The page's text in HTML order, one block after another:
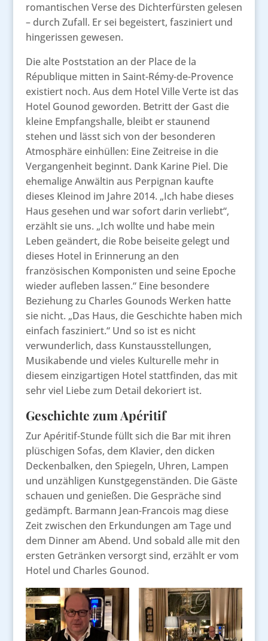
romantischen Verse des Dichterfürsten gelesen
– durch Zufall. Er sei begeistert, fasziniert und
hingerissen gewesen.
Die alte Poststation an der Place de la
République mitten in Saint-Rémy-de-Provence
existiert noch. Aus dem Hotel Ville Verte ist das
Hotel Gounod geworden. Betritt der Gast die
kleine Empfangshalle, bleibt er staunend
stehen und lässt sich von der besonderen
Atmosphäre einhüllen: Eine Zeitreise in die
Vergangenheit beginnt. Dank Karine Piel. Die
ehemalige Anwältin aus Perpignan kaufte
dieses Kleinod im Jahre 2014. „Ich habe dieses
Haus gesehen und war sofort darin verliebt“,
erzählt sie uns. „Ich wollte und habe mein
Leben geändert, die Robe beiseite gelegt und
dieses Hotel in Erinnerung an den
französischen Komponisten und seine Epoche
wieder aufleben lassen.“ Eine besondere
Beziehung zu Charles Gounods Werken hatte
sie nicht. „Das Haus, die Geschichte haben mich
einfach fasziniert.“ Und so ist es nicht
verwunderlich, dass Kunstausstellungen,
Musikabende und vieles Kulturelle mehr in
diesem einzigartigen Hotel stattfinden, das mit
sehr viel Liebe zum Detail dekoriert ist.
Geschichte zum Apéritif
Zur Apéritif-Stunde füllt sich die Bar mit ihren
plüschigen Sofas, dem Klavier, den dicken
Deckenbalken, den Spiegeln, Uhren, Lampen
und unzähligen Kunstgegenständen. Die Gäste
schauen und genießen. Die Gespräche sind
gedämpft. Barmann Jean-Francois mag diese
Zeit zwischen den Erkundungen am Tage und
dem Dinner am Abend. Und sobald alle mit den
ersten Getränken versorgt sind, erzählt er vom
Hotel und Charles Gounod.